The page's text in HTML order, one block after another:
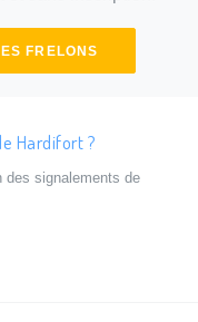
FRELONS
Hardifort ?
signalements de